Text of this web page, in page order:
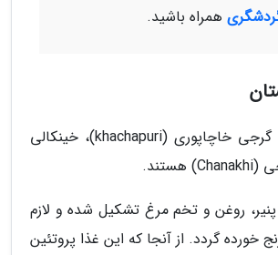
همراه باشید.
مهمترین غذاهای گرجی خاچاپوری (khachapuri)، خینکالی
پنیر، روغن و تخم مرغ تشکیل شده و لازم
خورده گردد. از آنجا که این غذا پروتئین